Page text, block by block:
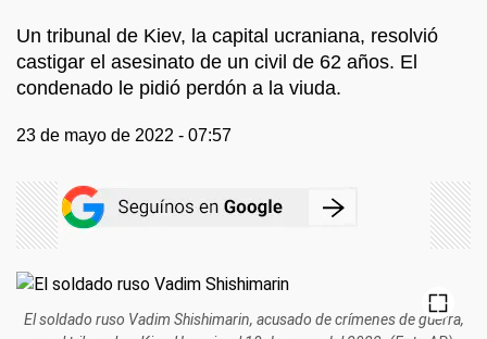
Un tribunal de Kiev, la capital ucraniana, resolvió
castigar el asesinato de un civil de 62 años. El
condenado le pidió perdón a la viuda.
23 de mayo de 2022 - 07:57
El soldado ruso Vadim Shishimarin, acusado de crímenes de guerra,